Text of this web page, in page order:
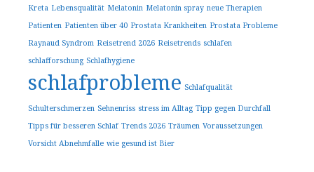
Kreta Lebensqualität Melatonin Melatonin spray neue Therapien
Patienten Patienten über 40 Prostata Krankheiten Prostata Probleme
Raynaud Syndrom Reisetrend 2026 Reisetrends schlafen
schlafforschung Schlafhygiene
schlafprobleme Schlafqualität
Schulterschmerzen Sehnenriss stress im Alltag Tipp gegen Durchfall
Tipps für besseren Schlaf Trends 2026 Träumen Voraussetzungen
Vorsicht Abnehmfalle wie gesund ist Bier